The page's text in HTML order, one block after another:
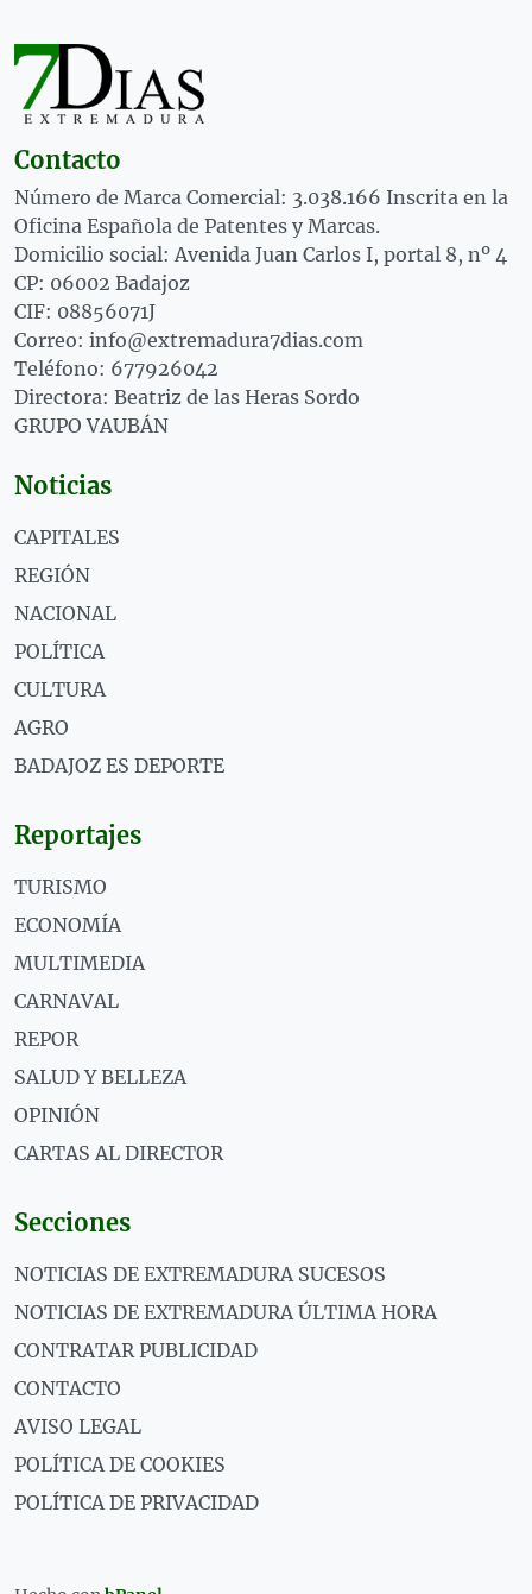
Contacto
Número de Marca Comercial: 3.038.166 Inscrita en la
Oficina Española de Patentes y Marcas.
Domicilio social: Avenida Juan Carlos I, portal 8, nº 4
CP: 06002 Badajoz
CIF: 08856071J
Correo: info@extremadura7dias.com
Teléfono: 677926042
Directora: Beatriz de las Heras Sordo
GRUPO VAUBÁN
Noticias
CAPITALES
REGIÓN
NACIONAL
POLÍTICA
CULTURA
AGRO
BADAJOZ ES DEPORTE
Reportajes
TURISMO
ECONOMÍA
MULTIMEDIA
CARNAVAL
REPOR
SALUD Y BELLEZA
OPINIÓN
CARTAS AL DIRECTOR
Secciones
NOTICIAS DE EXTREMADURA SUCESOS
NOTICIAS DE EXTREMADURA ÚLTIMA HORA
CONTRATAR PUBLICIDAD
CONTACTO
AVISO LEGAL
POLÍTICA DE COOKIES
POLÍTICA DE PRIVACIDAD